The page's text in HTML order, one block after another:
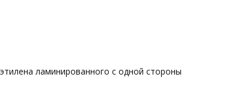
ламинированного с одной стороны